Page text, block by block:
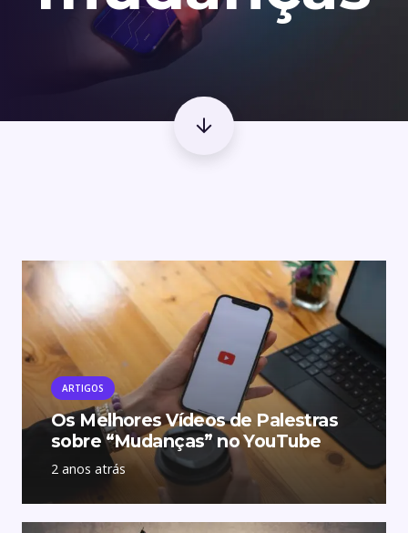
ARTIGOS
Os Melhores Vídeos de Palestras
sobre “Mudanças” no YouTube
2 anos atrás